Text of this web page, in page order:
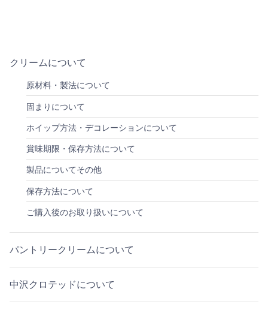
クリームについて
原材料・製法について
固まりについて
ホイップ方法・デコレーションについて
賞味期限・保存方法について
製品についてその他
保存方法について
ご購入後のお取り扱いについて
パントリークリームについて
中沢クロテッドについて